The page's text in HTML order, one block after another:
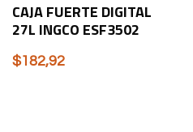
CAJA FUERTE DIGITAL
27L INGCO ESF3502
$182,92